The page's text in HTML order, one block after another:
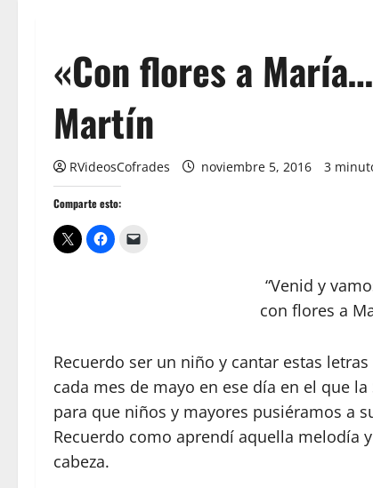
«Con flores a
Martín
RVideosCofrades noviembre 5, 2016 3
Comparte esto:
“Venid y
con flores a
Recuerdo ser un niño y cantar estas
cada mes de mayo en ese día en el que
para que niños y mayores pusiéramos a
Recuerdo como aprendí aquella melodía
cabeza.